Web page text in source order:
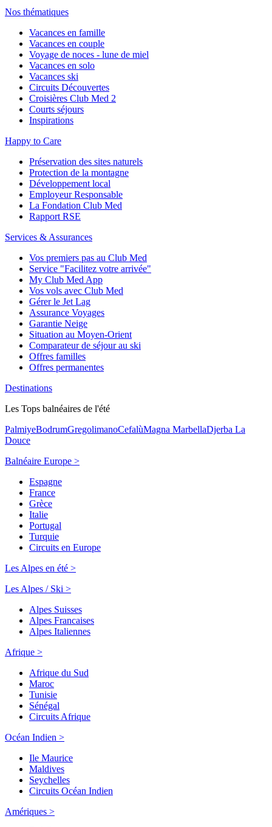
Nos thématiques
Vacances en famille
Vacances en couple
Voyage de noces - lune de miel
Vacances en solo
Vacances ski
Circuits Découvertes
Croisières Club Med 2
Courts séjours
Inspirations
Happy to Care
Préservation des sites naturels
Protection de la montagne
Développement local
Employeur Responsable
La Fondation Club Med
Rapport RSE
Services & Assurances
Vos premiers pas au Club Med
Service "Facilitez votre arrivée"
My Club Med App
Vos vols avec Club Med
Gérer le Jet Lag
Assurance Voyages
Garantie Neige
Situation au Moyen-Orient
Comparateur de séjour au ski
Offres familles
Offres permanentes
Destinations
Les Tops balnéaires de l'été
PalmiyeBodrumGregolimanoCefalùMagna MarbellaDjerba La
Douce
Balnéaire Europe >
Espagne
France
Grèce
Italie
Portugal
Turquie
Circuits en Europe
Les Alpes en été >
Les Alpes / Ski >
Alpes Suisses
Alpes Francaises
Alpes Italiennes
Afrique >
Afrique du Sud
Maroc
Tunisie
Sénégal
Circuits Afrique
Océan Indien >
Ile Maurice
Maldives
Seychelles
Circuits Océan Indien
Amériques >